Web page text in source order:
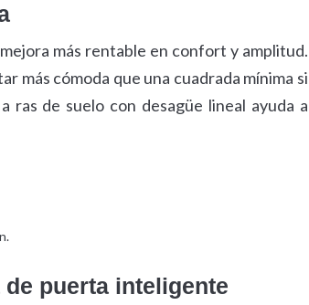
más rentable en confort y amplitud.
más cómoda que una cuadrada mínima si
ras de suelo con desagüe lineal ayuda a
puerta inteligente